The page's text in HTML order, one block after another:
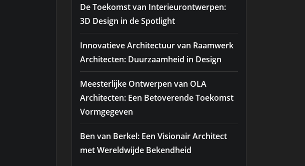
De Toekomst van Interieurontwerpen:
3D Design in de Spotlight
Innovatieve Architectuur van Raamwerk
Architecten: Duurzaamheid in Design
Meesterlijke Ontwerpen van OLA
Architecten: Een Betoverende Toekomst
Vormgegeven
Ben van Berkel: Een Visionair Architect
met Wereldwijde Bekendheid